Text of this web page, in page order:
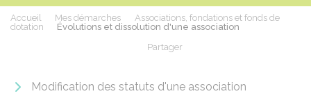
Accueil Mes démarches
Associations, fondations et fonds de
dotation
Évolutions et dissolution d'une association
Partager
Modification des statuts d'une association